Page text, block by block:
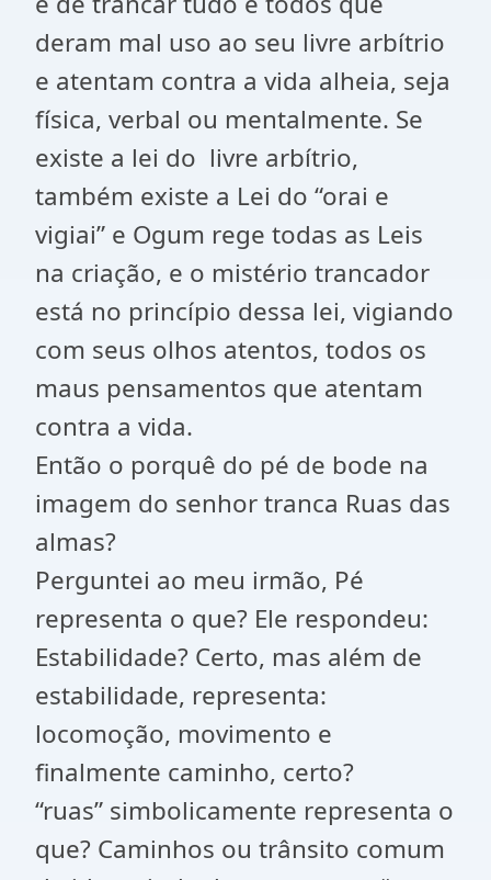
deram mal uso ao seu livre arbítrio
e atentam contra a vida alheia, seja
física, verbal ou mentalmente. Se
existe a lei do livre arbítrio,
também existe a Lei do “orai e
vigiai” e Ogum rege todas as Leis
na criação, e o mistério trancador
está no princípio dessa lei, vigiando
com seus olhos atentos, todos os
maus pensamentos que atentam
contra a vida.
Então o porquê do pé de bode na
imagem do senhor tranca Ruas das
almas?
Perguntei ao meu irmão, Pé
representa o que? Ele respondeu:
Estabilidade? Certo, mas além de
estabilidade, representa:
locomoção, movimento e
finalmente caminho, certo?
“ruas” simbolicamente representa o
que? Caminhos ou trânsito comum